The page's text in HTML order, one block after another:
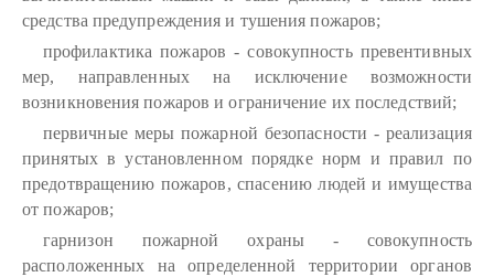
средства предупреждения и тушения пожаров;
профилактика пожаров - совокупность превентивных
мер, направленных на исключение возможности
возникновения пожаров и ограничение их последствий;
первичные меры пожарной безопасности - реализация
принятых в установленном порядке норм и правил по
предотвращению пожаров, спасению людей и имущества
от пожаров;
гарнизон пожарной охраны - совокупность
расположенных на определенной территории органов